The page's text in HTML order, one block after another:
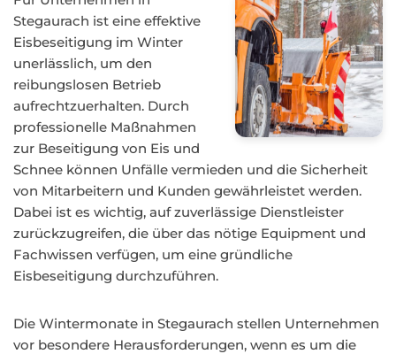
Stegaurach ist eine effektive
Eisbeseitigung im Winter
unerlässlich, um den
reibungslosen Betrieb
aufrechtzuerhalten. Durch
professionelle Maßnahmen
zur Beseitigung von Eis und
Schnee können Unfälle vermieden und die Sicherheit
von Mitarbeitern und Kunden gewährleistet werden.
Dabei ist es wichtig, auf zuverlässige Dienstleister
zurückzugreifen, die über das nötige Equipment und
Fachwissen verfügen, um eine gründliche
Eisbeseitigung durchzuführen.
Die Wintermonate in Stegaurach stellen Unternehmen
vor besondere Herausforderungen, wenn es um die